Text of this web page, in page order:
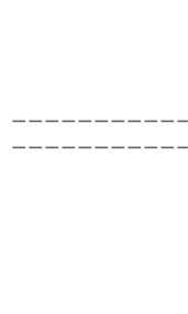
ーーーーーーーーーー
ーーーーーーーーーー